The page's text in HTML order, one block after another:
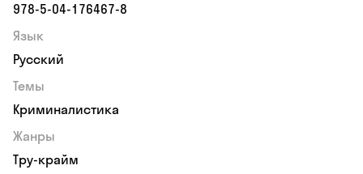
978-5-04-176467-8
Язык
Русский
Темы
Криминалистика
Жанры
Тру-крайм